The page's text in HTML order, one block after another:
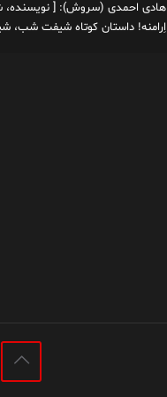
اِرامنه! داستان کوتاه شیفت شب،